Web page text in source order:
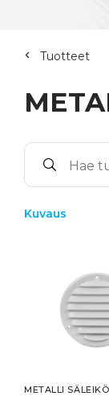
Tuotteet
Kuvaus
METALLI